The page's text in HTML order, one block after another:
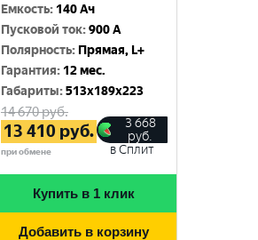
Емкость: 140 Ач
Пусковой ток:900 A
Полярность: Прямая, L+
Гарантия: 12 мес.
Габариты:513x189x223
14 670руб.
13 410 руб.
при обмене
3 668
руб.
в Сплит
Купить в 1 клик
Добавить в корзину